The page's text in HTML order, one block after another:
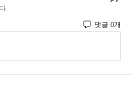
.
댓글 0개